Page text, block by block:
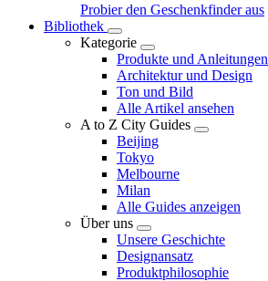
Probier den Geschenkfinder aus
Bibliothek
Kategorie
Produkte und Anleitungen
Architektur und Design
Ton und Bild
Alle Artikel ansehen
A to Z City Guides
Beijing
Tokyo
Melbourne
Milan
Alle Guides anzeigen
Über uns
Unsere Geschichte
Designansatz
Produktphilosophie